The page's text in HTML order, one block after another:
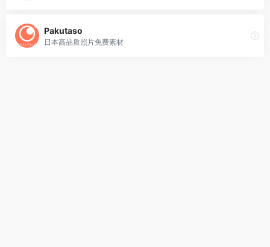
Pakutaso
日本高品质照片免费素材